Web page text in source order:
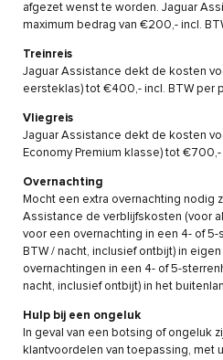
afgezet wenst te worden. Jaguar
maximum bedrag van €200,- incl.
Treinreis
Jaguar Assistance dekt de kosten
eersteklas) tot €400,- incl. BTW per
Vliegreis
Jaguar Assistance dekt de kosten
Economy Premium klasse) tot
Overnachting
Mocht een extra overnachting nodig
Assistance de verblijfskosten (voor
voor een overnachting in een 4- of
BTW / nacht, inclusief ontbijt) in
overnachtingen in een 4- of 5-
nacht, inclusief ontbijt) in het
Hulp bij een ongeluk
In geval van een botsing of ongeluk
klantvoordelen van toepassing, met